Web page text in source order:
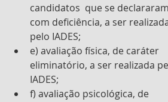
candidatos  que se declararam
com deficiência, a ser
pelo IADES;
e) avaliação física, de caráter
eliminatório, a ser realizada
IADES;
f) avaliação psicológica, de